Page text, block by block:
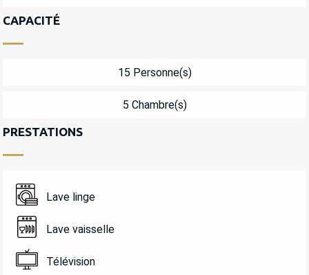
CAPACITÉ
15 Personne(s)
5 Chambre(s)
PRESTATIONS
Lave linge
Lave vaisselle
Télévision